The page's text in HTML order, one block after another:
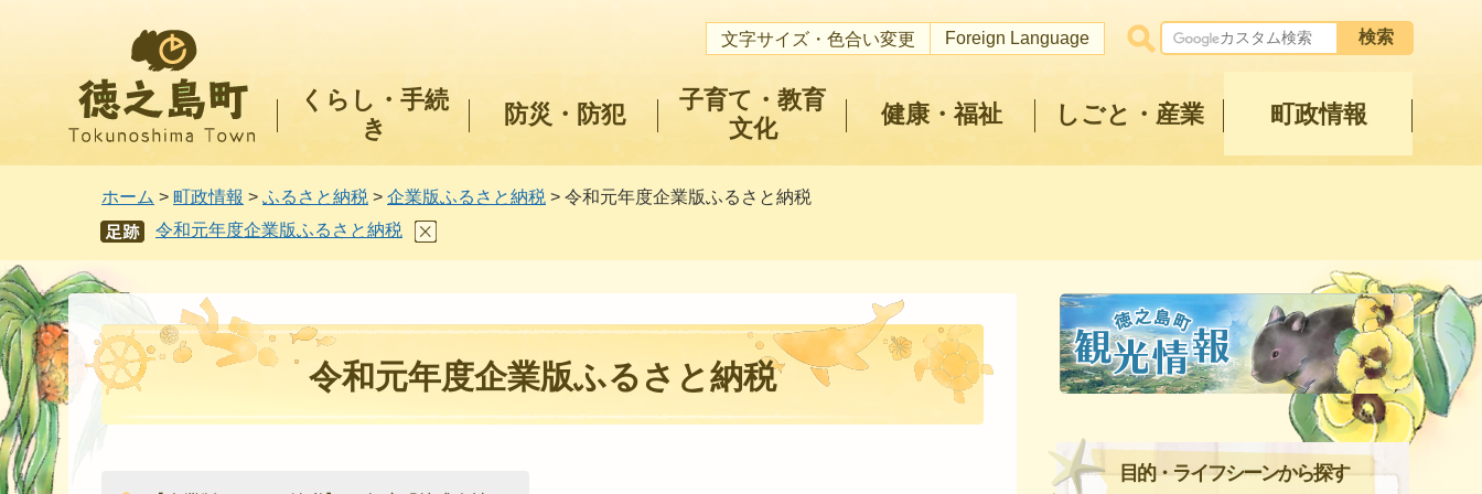
文字サイズ・色合い変更 Foreign Language
くらし・手続
き
防災・防犯
子育て・教育
文化
健康・福祉 しごと・産業 町政情報
ホーム > 町政情報 > ふるさと納税 > 企業版ふるさと納税 > 令和元年度企業版ふるさと納税
あし
あと
令和元年度企業版ふるさと納税
令和元年度企業版ふるさと納税
目的・ライフシーンから探す